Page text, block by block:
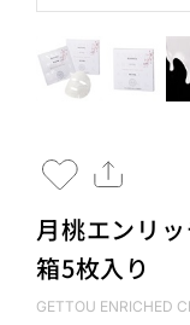
月桃エンリ
箱5枚入り
GETTOU ENRICHED